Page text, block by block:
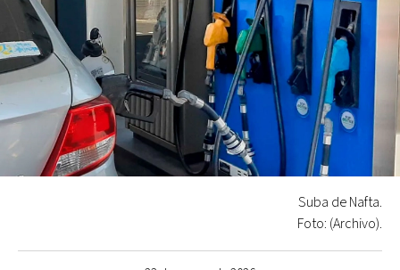
Suba de Nafta.
Foto: (Archivo).